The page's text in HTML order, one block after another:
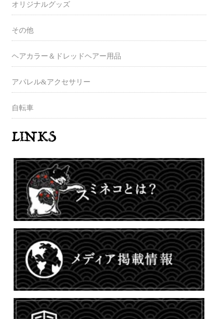
オリジナルグッズ
その他
ヘアカラー＆ドレッドヘアー用品
アパレル&アクセサリー
自転車